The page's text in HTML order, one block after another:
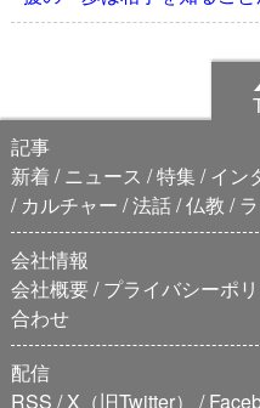
記事
新着
ニュース 特集 イン
カルチャー 法話 仏教
会社情報
会社概要 プライバシーポ
合わせ
配信
RSS
X（旧Twitter）